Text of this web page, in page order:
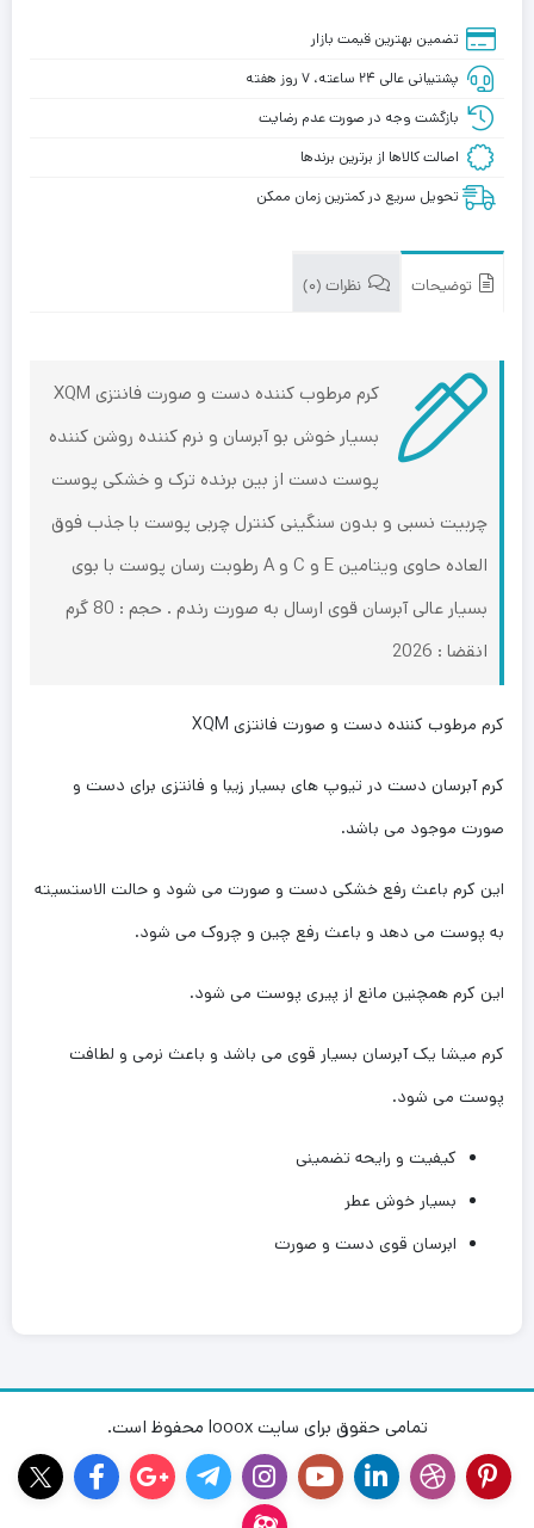
تضمین بهترین قیمت بازار
پشتیبانی عالی ۲۴ ساعته، ۷ روز هفته
بازگشت وجه در صورت عدم رضایت
اصالت کالاها از برترین برندها
تحویل سریع در کمترین زمان ممکن
توضیحات نظرات (0)
کرم مرطوب کننده دست و صورت فانتزی XQM
بسیار خوش بو آبرسان و نرم کننده روشن کننده
پوست دست از بین برنده ترک و خشکی پوست
چربیت نسبی و بدون سنگینی کنترل چربی پوست با جذب فوق
العاده حاوی ویتامین E و C و A رطوبت رسان پوست با بوی
بسیار عالی آبرسان قوی ارسال به صورت رندم . حجم : 80 گرم
انقضا : 2026
کرم مرطوب کننده دست و صورت فانتزی XQM
کرم آبرسان دست در تیوپ های بسیار زیبا و فانتزی برای دست و
صورت موجود می باشد.
این کرم باعث رفع خشکی دست و صورت می شود و حالت الاستسیته
به پوست می دهد و باعث رفع چین و چروک می شود.
این کرم همچنین مانع از پیری پوست می شود.
کرم میشا یک آبرسان بسیار قوی می باشد و باعث نرمی و لطافت
پوست می شود.
کیفیت و رایحه تضمینی
بسیار خوش عطر
ابرسان قوی دست و صورت
تمامی حقوق برای سایت looox محفوظ است.